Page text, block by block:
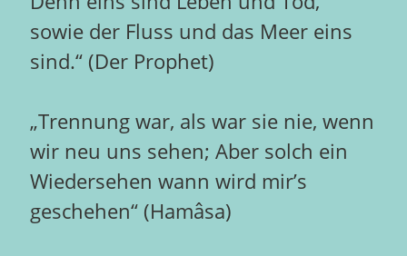
sowie der Fluss und das Meer eins
sind.“ (Der Prophet)
„Trennung war, als war sie nie, wenn
wir neu uns sehen; Aber solch ein
Wiedersehen wann wird mir’s
geschehen“ (Hamâsa)